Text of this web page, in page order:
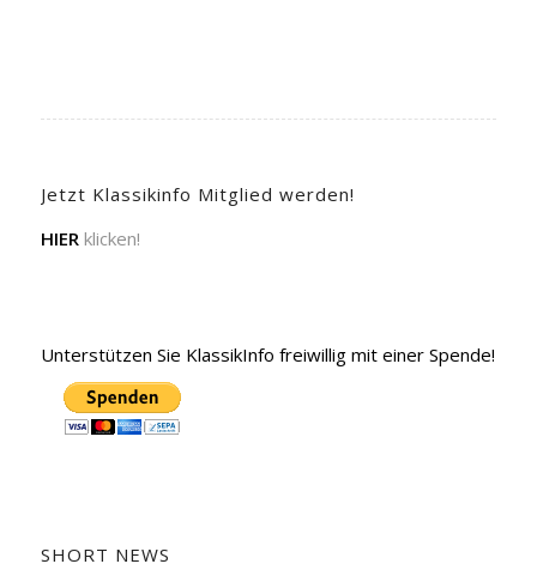
Jetzt Klassikinfo Mitglied werden!
HIERklicken!
Unterstützen Sie KlassikInfo freiwillig mit einer Spende!
SHORT NEWS